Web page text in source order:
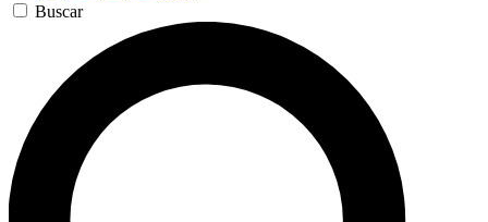
Buscar